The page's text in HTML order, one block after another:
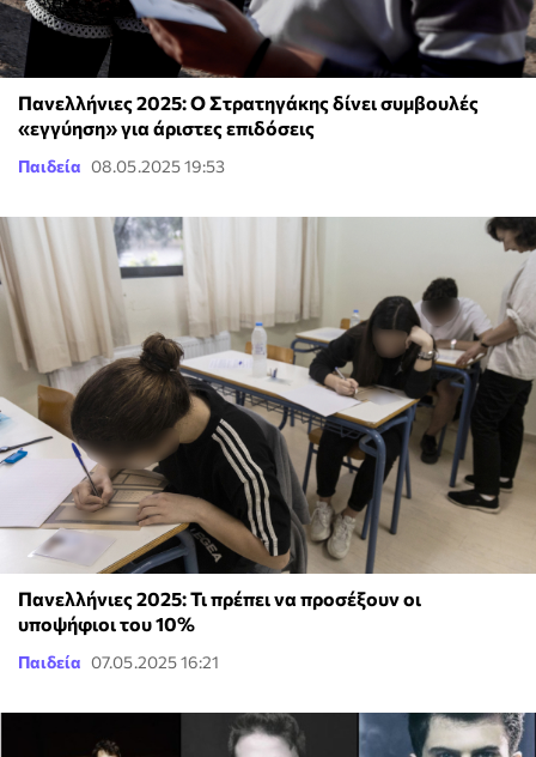
Πανελλήνιες 2025: Ο Στρατηγάκης δίνει συμβουλές
«εγγύηση» για άριστες επιδόσεις
Παιδεία 08.05.2025 19:53
Πανελλήνιες 2025: Τι πρέπει να προσέξουν οι
υποψήφιοι του 10%
Παιδεία 07.05.2025 16:21